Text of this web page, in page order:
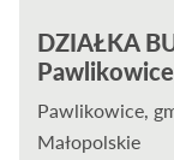
DZIAŁKA
Pawlikowice
Pawlikowice,
Małopolskie